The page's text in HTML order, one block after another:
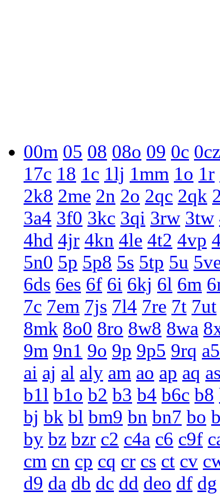
00m 05 08 08o 09 0c 0cz
17c 18 1c 1lj 1mm 1o 1r
2k8 2me 2n 2o 2qc 2qk
3a4 3f0 3kc 3qi 3rw 3tw
4hd 4jr 4kn 4le 4t2 4vp
5n0 5p 5p8 5s 5tp 5u
6ds 6es 6f 6i 6kj 6l 6m
7c 7em 7js 7l4 7re 7t 7ut
8mk 8o0 8ro 8w8 8wa
9m 9n1 9o 9p 9p5 9rq a5
ai aj al aly am ao ap aq
b1l b1o b2 b3 b4 b6c b8
bj bk bl bm9 bn bn7 bo
by bz bzr c2 c4a c6 c9f
cm cn cp cq cr cs ct cv
d9 da db dc dd deo df dg